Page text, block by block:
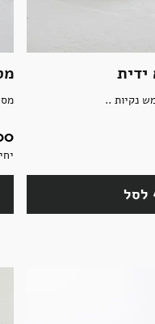
נקיות ..
לסל
‏₪